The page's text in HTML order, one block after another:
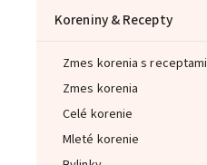
Koreniny & Recepty
Zmes korenia s receptami
Zmes korenia
Celé korenie
Mleté korenie